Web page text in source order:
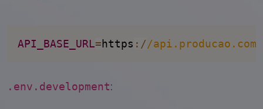
API_BASE_URL=https : //api.producao.com
.env.development: